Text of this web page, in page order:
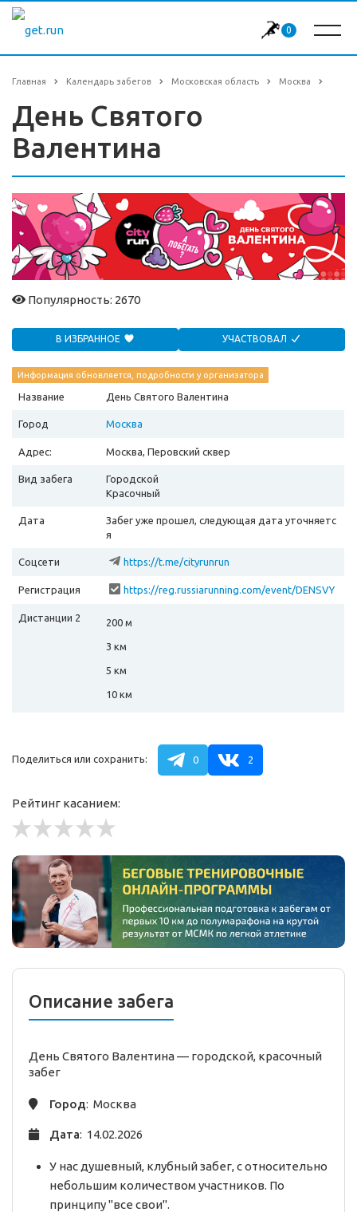
0
Главная Календарь забегов Московская область Москва
День Святого
Валентина
Популярность: 2670
В ИЗБРАННОЕ УЧАСТВОВАЛ
Информация обновляется, подробности у организатора
Название День Святого Валентина
Город Москва
Адрес: Москва, Перовский сквер
Вид забега
Городской
Красочный
Дата
Забег уже прошел, следующая дата уточняетс
я
Соцсети https://t.me/cityrunrun
Регистрация
https://reg.russiarunning.com/event/DENSVY
Дистанции 2
200 м
3 км
5 км
10 км
Поделиться или сохранить: 0 2
Рейтинг касанием:
Описание забега
День Святого Валентина — городской, красочный
забег
Город: Москва
Дата: 14.02.2026
У нас душевный, клубный забег, с относительно
небольшим количеством участников. По
принципу "все свои".